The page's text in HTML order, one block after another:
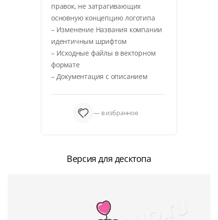
правок, не затрагивающих
основную концепцию логотипа
– Изменение Названия компании
идентичным шрифтом
– Исходные файлы в векторном
формате
– Документация с описанием
— в избранное
Версия для десктопа